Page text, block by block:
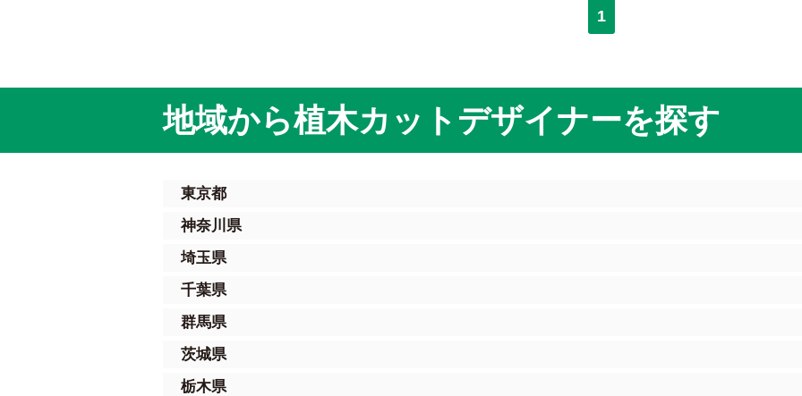
1
地域から植木カットデザイナーを探す
東京都
神奈川県
埼玉県
千葉県
群馬県
茨城県
栃木県